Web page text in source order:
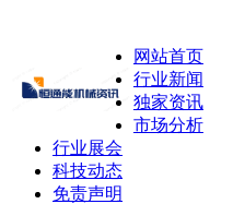
网站首页
行业新闻
独家资讯
市场分析
行业展会
科技动态
免责声明